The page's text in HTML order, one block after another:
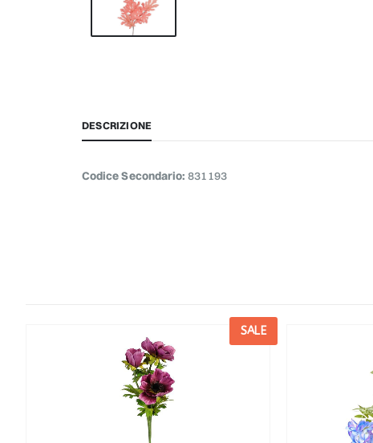
DESCRIZIONE
Codice Secondario: 831193
SALE